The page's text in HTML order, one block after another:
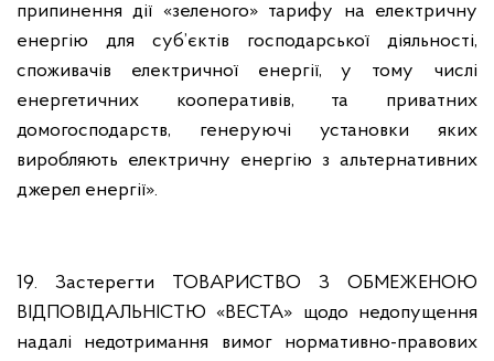
припинення дії «зеленого» тарифу на електричну
енергію для суб’єктів господарської діяльності,
споживачів електричної енергії, у тому числі
енергетичних кооперативів, та приватних
домогосподарств, генеруючі установки яких
виробляють електричну енергію з альтернативних
джерел енергії».
19. Застерегти ТОВАРИСТВО З ОБМЕЖЕНОЮ
ВІДПОВІДАЛЬНІСТЮ «ВЕСТА» щодо недопущення
надалі недотримання вимог нормативно-правових